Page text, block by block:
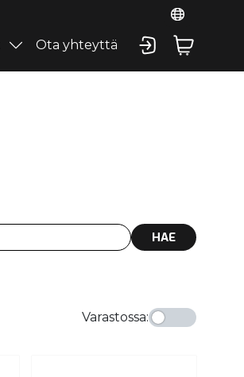
Ota yhteyttä
HAE
Varastossa: